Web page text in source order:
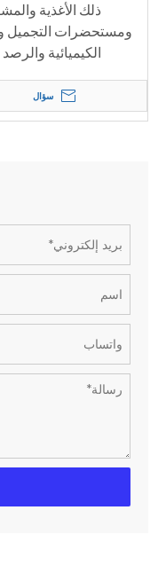
ذلك الأغذية
ومستحضرات التجميل
الكيميائية والرصد
سؤال